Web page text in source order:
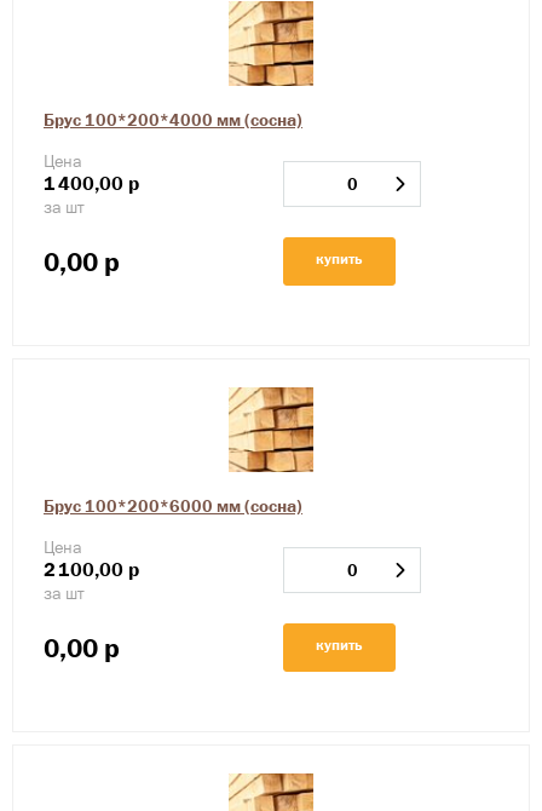
Брус 100*200*4000 мм (сосна)
Цена
1400,00 р
за шт
0,00 р купить
Брус 100*200*6000 мм (сосна)
Цена
2100,00 р
за шт
0,00 р купить